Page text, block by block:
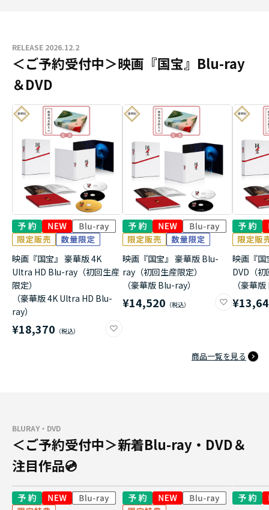
RELEASE 2026.12.2
＜ご予約受付中＞映画『国宝』Blu-ray
＆DVD
映画『国宝』 豪華版 4K
Ultra HD Blu-ray（初回生産
限定）
（豪華版 4K Ultra HD Blu-
ray）
¥18,370
映画『国宝』 豪華版 Blu-
ray（初回生産限定）
（豪華版 Blu-ray）
¥14,520
映画『国
DVD（
（豪華
商品一覧を見る
BLURAY・DVD
＜ご予約受付中＞新着Blu-ray・DVD＆
注目作品💿